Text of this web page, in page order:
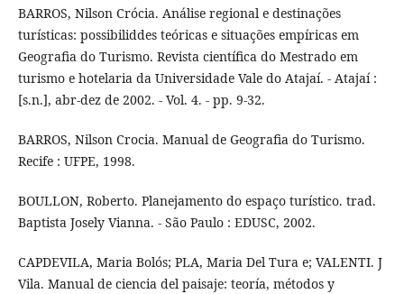
BARROS, Nilson Crócia. Análise regional e destinações
turísticas: possibiliddes teóricas e situações empíricas em
Geografia do Turismo. Revista científica do Mestrado em
turismo e hotelaria da Universidade Vale do Atajaí. - Atajaí :
[s.n.], abr-dez de 2002. - Vol. 4. - pp. 9-32.
BARROS, Nilson Crocia. Manual de Geografia do Turismo.
Recife : UFPE, 1998.
BOULLON, Roberto. Planejamento do espaço turístico. trad.
Baptista Josely Vianna. - São Paulo : EDUSC, 2002.
CAPDEVILA, Maria Bolós; PLA, Maria Del Tura e; VALENTI. J
Vila. Manual de ciencia del paisaje: teoría, métodos y